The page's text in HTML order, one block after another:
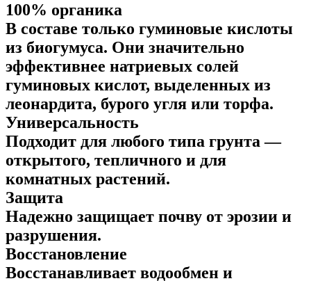
100% органика
В составе только гуминовые кислоты
из биогумуса. Они значительно
эффективнее натриевых солей
гуминовых кислот, выделенных из
леонардита, бурого угля или торфа.
Универсальность
Подходит для любого типа грунта —
открытого, тепличного и для
комнатных растений.
Защита
Надежно защищает почву от эрозии и
разрушения.
Восстановление
Восстанавливает водообмен и